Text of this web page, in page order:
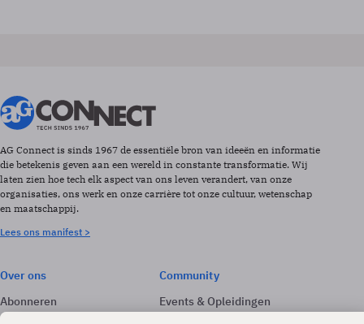
AG Connect is sinds 1967 de essentiële bron van ideeën en informatie
die betekenis geven aan een wereld in constante transformatie. Wij
laten zien hoe tech elk aspect van ons leven verandert, van onze
organisaties, ons werk en onze carrière tot onze cultuur, wetenschap
en maatschappij.
Lees ons manifest >
Over ons
Abonneren
Adverteren
Community
Events & Opleidingen